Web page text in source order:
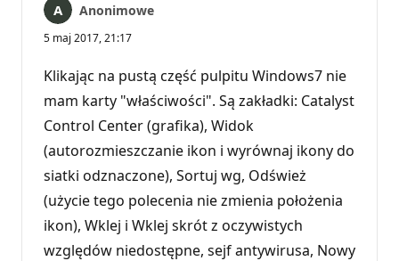
Anonimowe
5 maj 2017, 21:17
Klikając na pustą część pulpitu Windows7 nie
mam karty "właściwości". Są zakładki: Catalyst
Control Center (grafika), Widok
(autorozmieszczanie ikon i wyrównaj ikony do
siatki odznaczone), Sortuj wg, Odśwież
(użycie tego polecenia nie zmienia położenia
ikon), Wklej i Wklej skrót z oczywistych
względów niedostępne, sejf antywirusa, Nowy